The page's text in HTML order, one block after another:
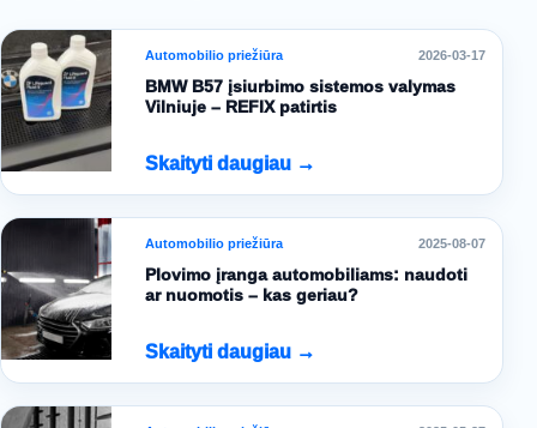
Automobilio priežiūra 2026-03-17
BMW B57 įsiurbimo sistemos valymas
Vilniuje – REFIX patirtis
Skaityti daugiau →
Automobilio priežiūra 2025-08-07
Plovimo įranga automobiliams: naudoti
ar nuomotis – kas geriau?
Skaityti daugiau →